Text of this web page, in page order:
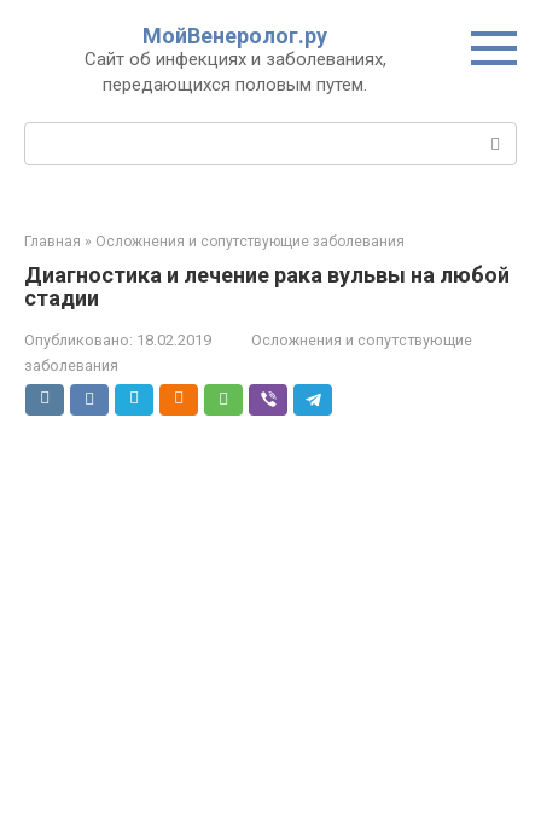
МойВенеролог.ру
Cайт об инфекциях и заболеваниях,
передающихся половым путем.
Поиск:
Главная » Осложнения и сопутствующие заболевания
Диагностика и лечение рака вульвы на любой
стадии
Опубликовано: 18.02.2019
Осложнения и сопутствующие
заболевания